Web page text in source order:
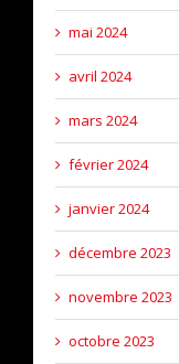
mai 2024
avril 2024
mars 2024
février 2024
janvier 2024
décembre 2023
novembre 2023
octobre 2023